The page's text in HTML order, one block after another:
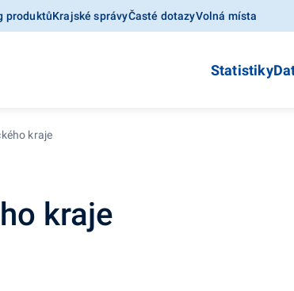
produktůKrajské správyČasté dotazyVolná místa
Statistiky
kraje
kraje